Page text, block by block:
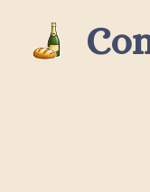
contenu